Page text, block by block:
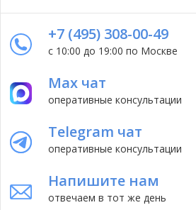
+7 (495) 308-00-49
с 10:00 до 19:00 по Москве
Max чат
оперативные консультации
Telegram чат
оперативные консультации
Напишите нам
отвечаем в тот же день